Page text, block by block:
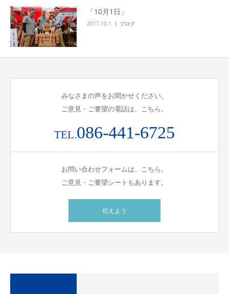
「10月1日」
2017.10.1 ブログ
みなさまの声をお聞かせください。
ご意見・ご要望の電話は、こちら。
TEL.086-441-6725
お問い合わせフォームは、こちら。
ご意見・ご要望シートもあります。
伝えよう